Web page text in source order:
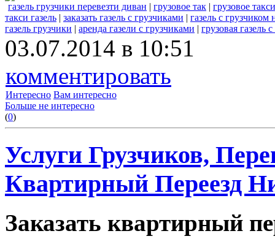
газель грузчики перевезти диван | грузовое так | грузовое такси
такси газель | заказать газель с грузчиками | газель с грузчиком
газель грузчики | аренда газели с грузчиками | грузовая газель
03.07.2014 в 10:51
комментировать
Интересно Вам интересно
Больше не интересно
(0)
Услуги Грузчиков,
Квартирный Переезд
Заказать квартирный